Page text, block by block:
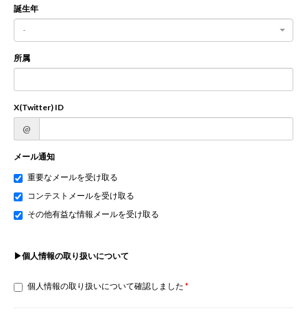
誕生年
-
所属
X(Twitter) ID
@
メール通知
重要なメールを受け取る
コンテストメールを受け取る
その他有益な情報メールを受け取る
▶個人情報の取り扱いについて
個人情報の取り扱いについて確認しました